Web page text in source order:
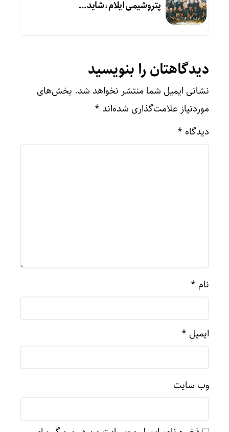
پتروشیمی ایلام، شاید …
دیدگاهتان را بنویسید
نشانی ایمیل شما منتشر نخواهد شد. بخش‌های
موردنیاز علامت‌گذاری شده‌اند *
دیدگاه *
نام *
ایمیل *
وب‌ سایت